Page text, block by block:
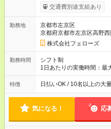
タイムで勤務いただける
す。シフトが削られるこ
たいという人もいると思
ので、お気軽にご相談ください！ ※2ヶ月の試用
す。その間の給与・待遇に変更はあ
用期間あり 試用期間の長
と同じです。
交通費別途支給あり
勤務地
京都市左京区
京都府京都市左京区高野
株式会社フェローズ
勤務時間
シフト制
1日あたりの実働時間：最
(1) 10:00～19:00 (2)
いずれも実働8時間・休憩
たい」などあれば相談に
特徴 日払いOK / 10名以上の大
気になる！ 応